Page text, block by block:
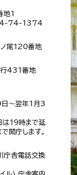
1
74-1374
尾120番地
431番地
日～翌年1月3
は19時まで延
開庁します。
庁舎電話交換